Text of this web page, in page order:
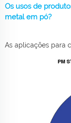
Os usos de
metal em pó?
As aplicações para